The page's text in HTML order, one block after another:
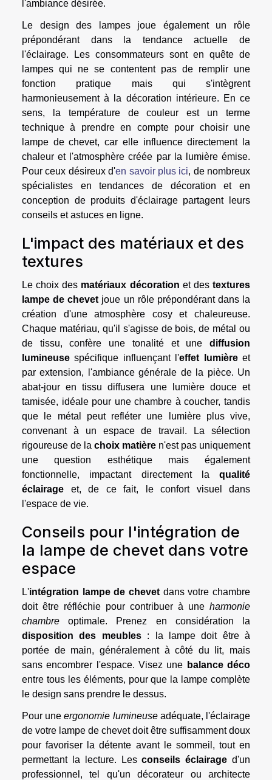
l'ambiance désirée.
Le design des lampes joue également un rôle
prépondérant dans la tendance actuelle de
l'éclairage. Les consommateurs sont en quête de
lampes qui ne se contentent pas de remplir une
fonction pratique mais qui s'intègrent
harmonieusement à la décoration intérieure. En ce
sens, la température de couleur est un terme
technique à prendre en compte pour choisir une
lampe de chevet, car elle influence directement la
chaleur et l'atmosphère créée par la lumière émise.
Pour ceux désireux d'en savoir plus ici, de nombreux
spécialistes en tendances de décoration et en
conception de produits d'éclairage partagent leurs
conseils et astuces en ligne.
L'impact des matériaux et des
textures
Le choix des matériaux décoration et destextures
lampe de chevetjoue un rôle prépondérant dans la
création d'une atmosphère cosy et chaleureuse.
Chaque matériau, qu'il s'agisse de bois, de métal ou
de tissu, confère une tonalité et une diffusion
lumineuse spécifique influençant l'effet lumièreet
par extension, l'ambiance générale de la pièce. Un
abat-jour en tissu diffusera une lumière douce et
tamisée, idéale pour une chambre à coucher, tandis
que le métal peut refléter une lumière plus vive,
convenant à un espace de travail. La sélection
rigoureuse de la choix matière n'est pas uniquement
une question esthétique mais également
fonctionnelle, impactant directement la qualité
éclairage et, de ce fait, le confort visuel dans
l'espace de vie.
Conseils pour l'intégration de
la lampe de chevet dans votre
espace
L'intégration lampe de chevet dans votre chambre
doit être réfléchie pour contribuer à une harmonie
chambre optimale. Prenez en considération la
disposition des meubles: la lampe doit être à
portée de main, généralement à côté du lit, mais
sans encombrer l'espace. Visez une balance déco
entre tous les éléments, pour que la lampe complète
le design sans prendre le dessus.
Pour uneergonomie lumineuseadéquate, l'éclairage
de votre lampe de chevet doit être suffisamment doux
pour favoriser la détente avant le sommeil, tout en
permettant la lecture. Lesconseils éclairage d'un
professionnel, tel qu'un décorateur ou architecte